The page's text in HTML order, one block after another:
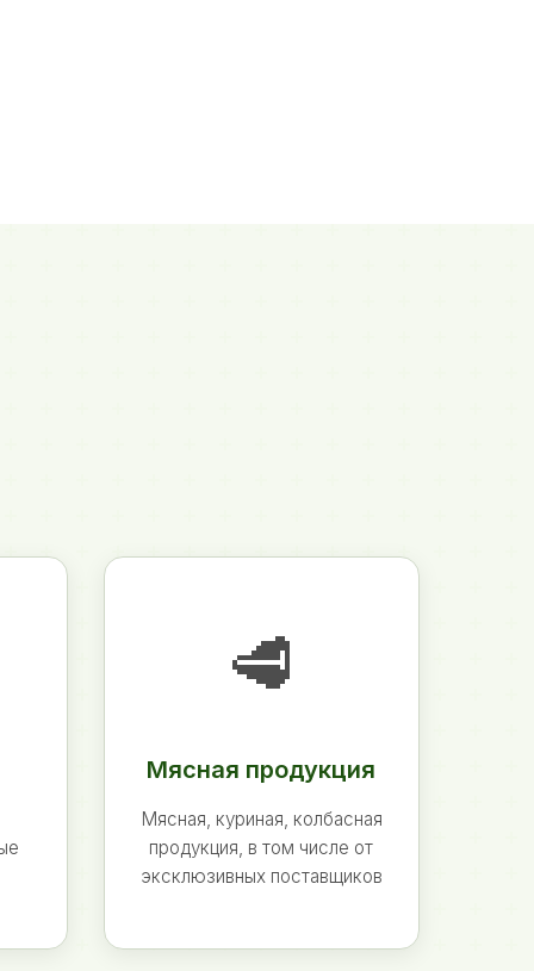
🥩
Мясная продукция
Мясная, куриная, колбасная
продукция, в том числе от
эксклюзивных поставщиков